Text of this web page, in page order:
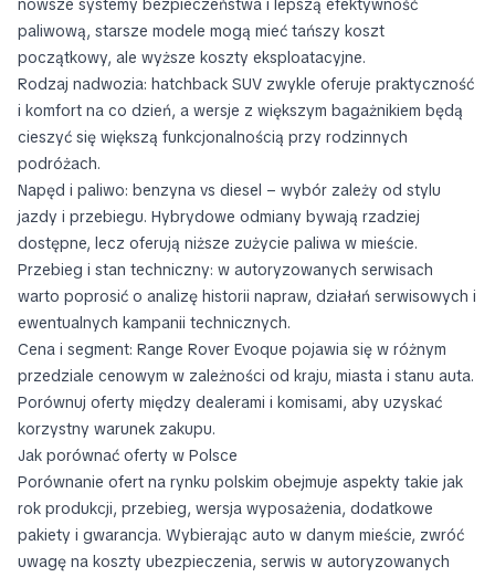
nowsze systemy bezpieczeństwa i lepszą efektywność
paliwową, starsze modele mogą mieć tańszy koszt
początkowy, ale wyższe koszty eksploatacyjne.
Rodzaj nadwozia: hatchback SUV zwykle oferuje praktyczność
i komfort na co dzień, a wersje z większym bagażnikiem będą
cieszyć się większą funkcjonalnością przy rodzinnych
podróżach.
Napęd i paliwo: benzyna vs diesel – wybór zależy od stylu
jazdy i przebiegu. Hybrydowe odmiany bywają rzadziej
dostępne, lecz oferują niższe zużycie paliwa w mieście.
Przebieg i stan techniczny: w autoryzowanych serwisach
warto poprosić o analizę historii napraw, działań serwisowych i
ewentualnych kampanii technicznych.
Cena i segment: Range Rover Evoque pojawia się w różnym
przedziale cenowym w zależności od kraju, miasta i stanu auta.
Porównuj oferty między dealerami i komisami, aby uzyskać
korzystny warunek zakupu.
Jak porównać oferty w Polsce
Porównanie ofert na rynku polskim obejmuje aspekty takie jak
rok produkcji, przebieg, wersja wyposażenia, dodatkowe
pakiety i gwarancja. Wybierając auto w danym mieście, zwróć
uwagę na koszty ubezpieczenia, serwis w autoryzowanych